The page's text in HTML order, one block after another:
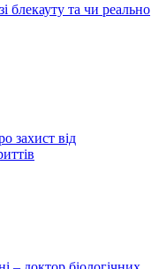
блекауту та чи реально
захист від